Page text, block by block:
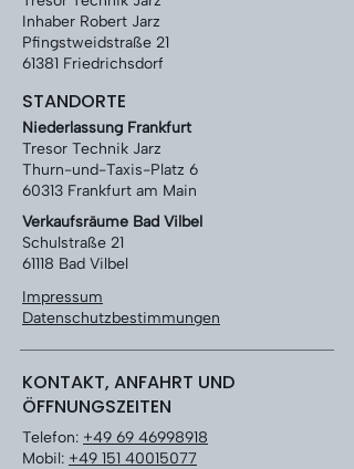
Inhaber Robert Jarz
Pfingstweidstraße 21
61381 Friedrichsdorf
STANDORTE
Niederlassung Frankfurt
Tresor Technik Jarz
Thurn-und-Taxis-Platz 6
60313 Frankfurt am Main
Verkaufsräume Bad Vilbel
Schulstraße 21
61118 Bad Vilbel
Impressum
Datenschutzbestimmungen
KONTAKT, ANFAHRT UND
ÖFFNUNGSZEITEN
Telefon: +49 69 46998918
Mobil: +49 151 40015077